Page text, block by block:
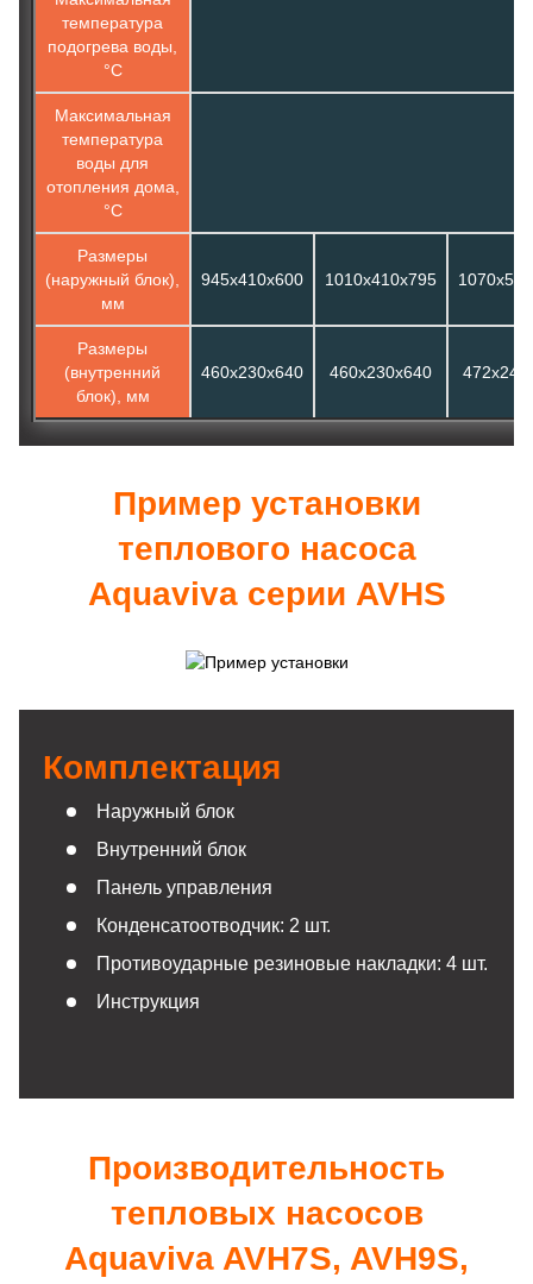
температура
подогрева воды,
°С
Максимальная
температура
воды для
отопления дома,
°С
Размеры
(наружный блок),
мм
945х410х600 1010х410х795
Размеры
(внутренний
блок), мм
460х230х640 460х230х640
Пример установки
теплового насоса
Aquaviva серии AVHS
Комплектация
Наружный блок
Внутренний блок
Панель управления
Конденсатоотводчик: 2 шт.
Противоударные резиновые накладки: 4 шт.
Инструкция
Производительность
тепловых насосов
Aquaviva AVH7S, AVH9S,